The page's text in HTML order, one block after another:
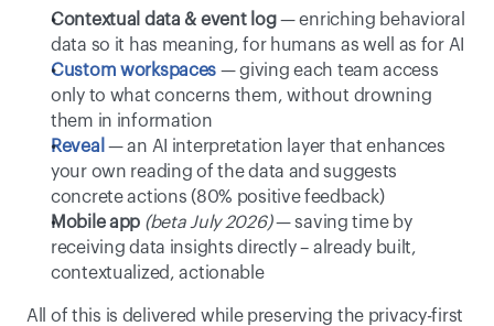
Contextual data & event log — enriching behavioral
data so it has meaning, for humans as well as for AI
Custom workspaces — giving each team access
only to what concerns them, without drowning
them in information
Reveal — an AI interpretation layer that enhances
your own reading of the data and suggests
concrete actions (80% positive feedback)
Mobile app (beta July 2026) — saving time by
receiving data insights directly – already built,
contextualized, actionable
All of this is delivered while preserving the privacy-first